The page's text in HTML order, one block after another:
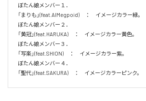
ぼたん娘メンバー１．
「まりも」(feat.AIMegpoid)　：　イメージカラー緑。
ぼたん娘メンバー２．
「黄冠」(feat.HARUKA)　：　イメージカラー黄色。
ぼたん娘メンバー３．
「写楽」(feat.SHION)　：　イメージカラー紫。
ぼたん娘メンバー４．
「聖代」(feat.SAKURA)　：　イメージカラーピンク。